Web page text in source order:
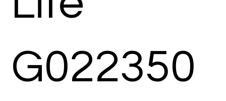
G022350